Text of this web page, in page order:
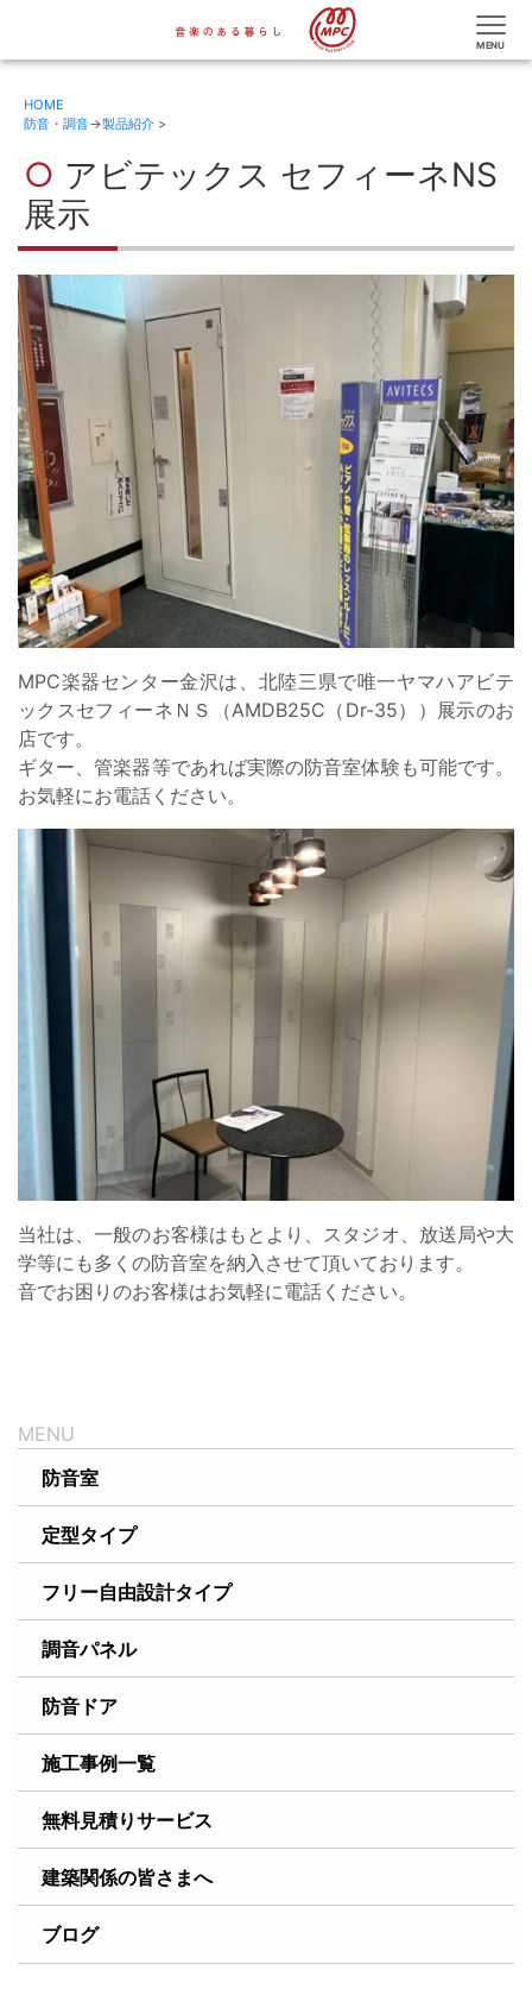
HOME
防音・調音→製品紹介 >
アビテックス セフィーネNS
展示
MPC楽器センター金沢は、北陸三県で唯一ヤマハアビテ
ックスセフィーネＮＳ（AMDB25C（Dr-35））展示のお
店です。
ギター、管楽器等であれば実際の防音室体験も可能です。
お気軽にお電話ください。
当社は、一般のお客様はもとより、スタジオ、放送局や大
学等にも多くの防音室を納入させて頂いております。
音でお困りのお客様はお気軽に電話ください。
防音室
定型タイプ
フリー自由設計タイプ
調音パネル
防音ドア
施工事例一覧
無料見積りサービス
建築関係の皆さまへ
ブログ